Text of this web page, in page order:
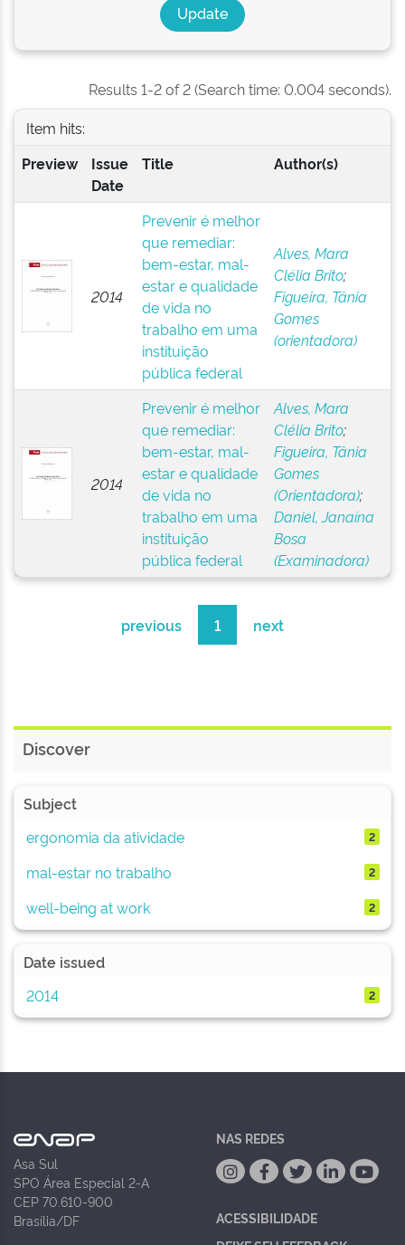
Results 1-2 of 2 (Search time: 0.004 seconds).
Item hits:
Preview
Issue
Date
Title Author(s)
2014
Prevenir é melhor
que remediar:
bem-estar, mal-
estar e qualidade
de vida no
trabalho em uma
instituição
pública federal
Alves, Mara
Clélia Brito;
Figueira, Tânia
Gomes
(orientadora)
2014
Prevenir é melhor
que remediar:
bem-estar, mal-
estar e qualidade
de vida no
trabalho em uma
instituição
pública federal
Alves, Mara
Clélia Brito;
Figueira, Tânia
Gomes
(Orientadora);
Daniel, Janaína
Bosa
(Examinadora)
previous 1 next
Discover
Subject
ergonomia da atividade
2
mal-estar no trabalho 2
well-being at work 2
Date issued
2014
2
Asa Sul
SPO Área Especial 2-A
CEP 70.610-900
Brasília/DF
NAS REDES
ACESSIBILIDADE